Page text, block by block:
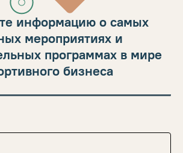
информацию о самых
мероприятиях и
программах в мире
бизнеса